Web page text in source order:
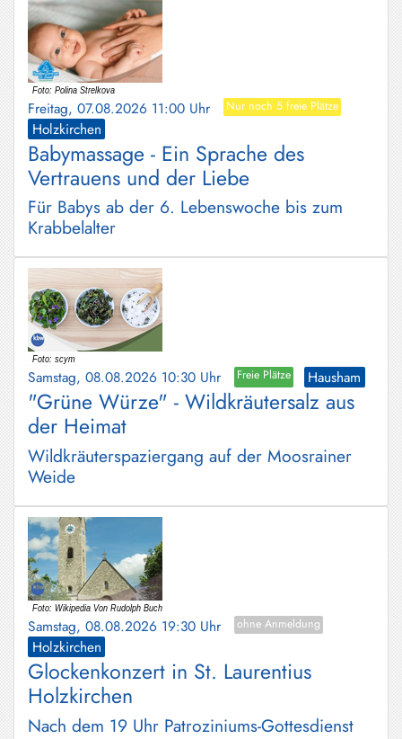
Freitag, 07.08.2026 11:00 Uhr Nur noch 5 freie Plätze
Holzkirchen
Babymassage - Ein Sprache des
Vertrauens und der Liebe
Für Babys ab der 6. Lebenswoche bis zum
Krabbelalter
Samstag, 08.08.2026 10:30 Uhr Freie Plätze Hausham
"Grüne Würze" - Wildkräutersalz aus
der Heimat
Wildkräuterspaziergang auf der Moosrainer
Weide
Samstag, 08.08.2026 19:30 Uhr ohne Anmeldung
Holzkirchen
Glockenkonzert in St. Laurentius
Holzkirchen
Nach dem 19 Uhr Patroziniums-Gottesdienst